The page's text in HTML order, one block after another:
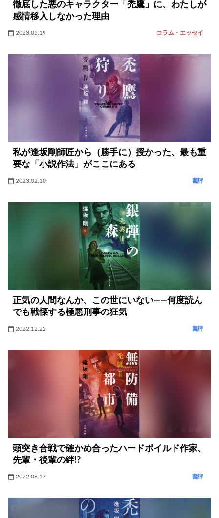
徹底した悪のキャラクター「禿鷹」に、わたしが
感情移入しなかった理由
2023.05.19 コラム・エッセイ
私が逢坂剛師匠から（勝手に）授かった、最も重
要な「小説作法」がここにある
2023.02.10 書評
正気の人間なんか、この世にいない――何度読ん
でも戦慄する極悪刑事の狂気
2022.12.22 書評
頭突き合戦で確かめ合ったハードボイルド作家、
先輩・後輩の絆!?
2022.08.17 書評